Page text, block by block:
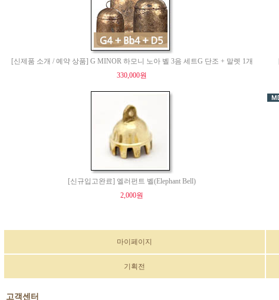
[신제품 소개 / 예약 상품] G MINOR 하모니 노아 벨 3음 세트G 단조 + 말렛 1개
330,000원
[신규입고완료] 엘러펀트 벨(Elephant Bell)
2,000원
마이페이지
기획전
고객센터